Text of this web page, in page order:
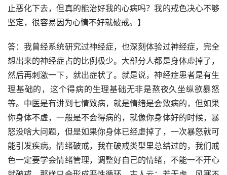
止恶化下去，但真的能治好我的心病吗？我的戒色决心不够
坚定，很容易因为心情不好就破戒。】
答：我曾经系统研究过神经症，也深刻体验过神经症，完全
想出来的神经症占的比例极少。大部分人都是身体虚掉了，
然后再刺激一下，就出症状了。就是说，神经症患者是有生
理基础的，这个得病的生理基础无非是熬夜久坐纵欲暴怒
等。中医是有讲到七情致病，就是情绪是会致病的，但如果
你身体不虚，一般是不会得病的，就像你身体好的时候，暴
怒没啥大问题，但是如果你身体已经虚掉了，一次暴怒就可
能引发疾病。情绪破戒，我在破戒类型里总结过的，我们戒
色一定要学会情绪管理，调整好自己的情绪，不能一不开心